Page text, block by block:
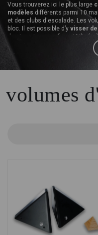
Vous trouverez ici le plus large
modèles différents parmi 10
et des clubs d'escalade. Les
bloc. Il est possible d’y visser
des inserts en surface. Utilisés
et complexifient les
toutes les tailles : de XS à XXL
tous les matériaux : bois
volumes